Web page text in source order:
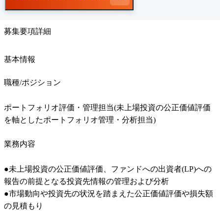
募集要項詳細
基本情報
職種/ポジション
ポートフォリオ評価・管理担当(未上場投資の公正価値評価
を軸としたポートフォリオ管理・分析担当)
業務内容
●未上場投資の公正価値評価、ファンドへの出資者(LP)への
報告の前提となる投資先情報の管理および分析
●市場動向や投資先の状況を踏まえた公正価値評価や損失額
の見積もり